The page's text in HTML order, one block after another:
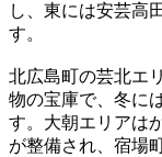
し、東には安芸高
す。
北広島町の芸北エ
物の宝庫で、冬に
す。大朝エリアは
が整備され、宿場